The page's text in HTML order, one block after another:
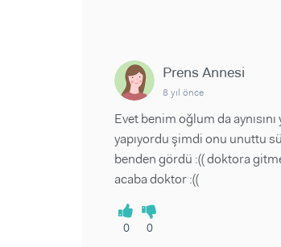
Prens Annesi
8 yıl önce
Evet benim oğlum da
yapıyordu şimdi onu unuttu
benden gördü :(( doktora
acaba doktor :((
0 0